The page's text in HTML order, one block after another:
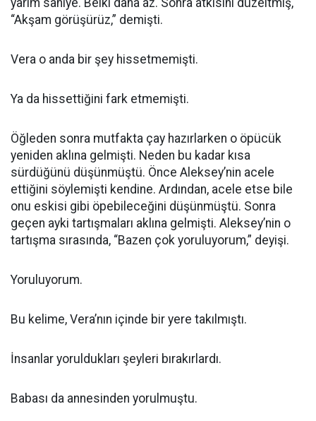
yarım saniye. Belki daha az. Sonra atkısını düzeltmiş,
“Akşam görüşürüz,” demişti.
Vera o anda bir şey hissetmemişti.
Ya da hissettiğini fark etmemişti.
Öğleden sonra mutfakta çay hazırlarken o öpücük
yeniden aklına gelmişti. Neden bu kadar kısa
sürdüğünü düşünmüştü. Önce Aleksey’nin acele
ettiğini söylemişti kendine. Ardından, acele etse bile
onu eskisi gibi öpebileceğini düşünmüştü. Sonra
geçen ayki tartışmaları aklına gelmişti. Aleksey’nin o
tartışma sırasında, “Bazen çok yoruluyorum,” deyişi.
Yoruluyorum.
Bu kelime, Vera’nın içinde bir yere takılmıştı.
İnsanlar yoruldukları şeyleri bırakırlardı.
Babası da annesinden yorulmuştu.